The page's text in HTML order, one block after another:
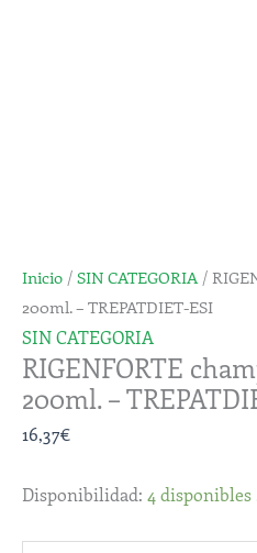
Inicio / SIN CATEGORIA/
200ml. – TREPATDIET-ESI
SIN CATEGORIA
RIGENFORTE
200ml. –
16,37€
Disponibilidad: 4 disponibles